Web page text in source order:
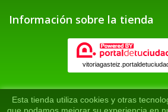
Información sobre la tienda
Esta tienda utiliza cookies y otras